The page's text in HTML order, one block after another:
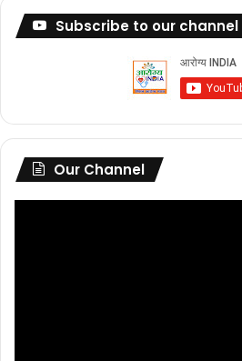
Subscribe to our channel
Our Channel